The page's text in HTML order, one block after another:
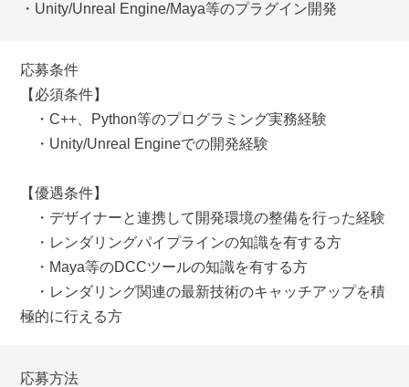
・Unity/Unreal Engine/Maya等のプラグイン開発
応募条件
【必須条件】
・C++、Python等のプログラミング実務経験
・Unity/Unreal Engineでの開発経験
【優遇条件】
・デザイナーと連携して開発環境の整備を行った経験
・レンダリングパイプラインの知識を有する方
・Maya等のDCCツールの知識を有する方
・レンダリング関連の最新技術のキャッチアップを積
極的に行える方
応募方法